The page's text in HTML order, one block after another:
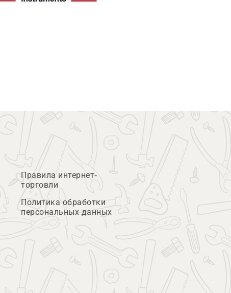
Правила интернет-
торговли
Политика обработки
персональных данных